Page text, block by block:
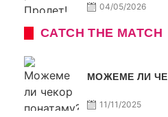
04/05/2026
CATCH THE MATCH
МОЖЕМЕ ЛИ
11/11/2025